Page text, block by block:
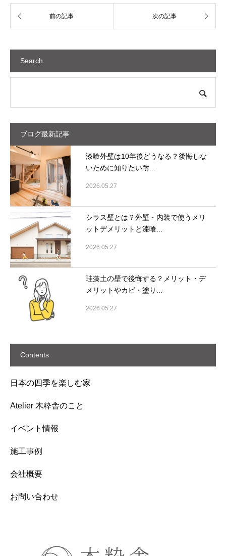
Search
ブログ最新記事
漆喰外壁は10年後どうなる？後悔しな
いために知りたい耐...
2026.05.27
シラス壁とは？外壁・内装で使うメリ
ットデメリットと漆喰...
2026.05.27
珪藻土の壁で後悔する？メリット・デ
メリットやカビ・塗り...
2026.05.27
Contents
日本の四季を楽しむ家
Atelier 木粋舎のこと
イベント情報
施工事例
会社概要
お問い合わせ